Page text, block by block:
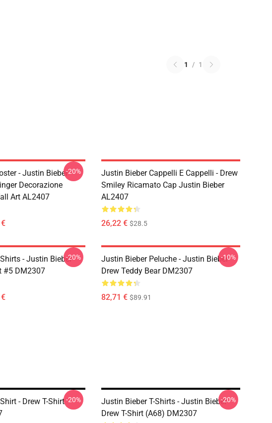
1 / 1
- Justin Bieber
Decorazione
Art AL2407
-20%
Justin Bieber Cappelli E Cappelli - Drew
Smiley Ricamato Cap Justin Bieber
AL2407
26,22 € $28.5
- Justin Bieber
#5 DM2307
-20%
Justin Bieber Peluche - Justin Bieber
Drew Teddy Bear DM2307
82,71 € $89.91
-10%
- Drew T-Shirt-20%
Justin Bieber T-Shirts - Justin Bieber
Drew T-Shirt (A68) DM2307
-20%